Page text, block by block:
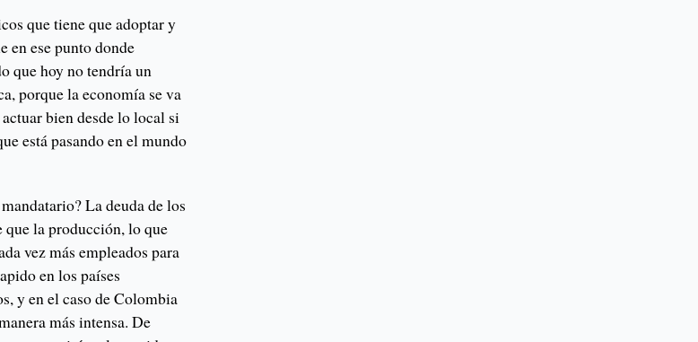
que tiene que adoptar y
en ese punto donde
que hoy no tendría un
porque la economía se va
bien desde lo local si
está pasando en el mundo
La deuda de los
que la producción, lo que
vez más empleados para
en los países
y en el caso de Colombia
más intensa. De